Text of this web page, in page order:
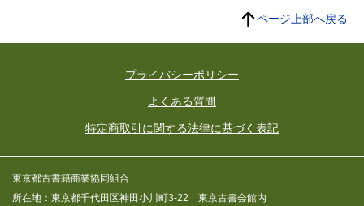
ページ上部へ戻る
プライバシーポリシー
よくある質問
特定商取引に関する法律に基づく表記
東京都古書籍商業協同組合
所在地：東京都千代田区神田小川町3-22 東京古書会館内